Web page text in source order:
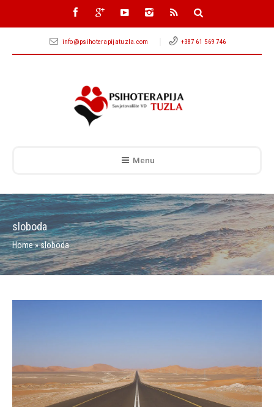
info@psihoterapijatuzla.com +387 61 569 746
Menu
sloboda
Home»sloboda